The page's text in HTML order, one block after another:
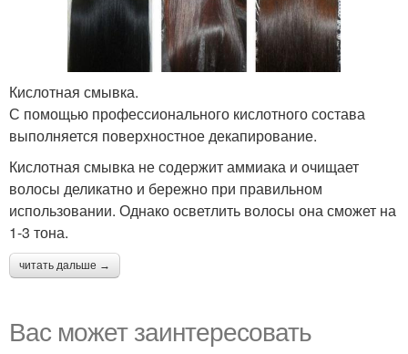
Кислотная смывка.
С помощью профессионального кислотного состава
выполняется поверхностное декапирование.
Кислотная смывка не содержит аммиака и очищает
волосы деликатно и бережно при правильном
использовании. Однако осветлить волосы она сможет на
1-3 тона.
читать дальше →
Вас может заинтересовать